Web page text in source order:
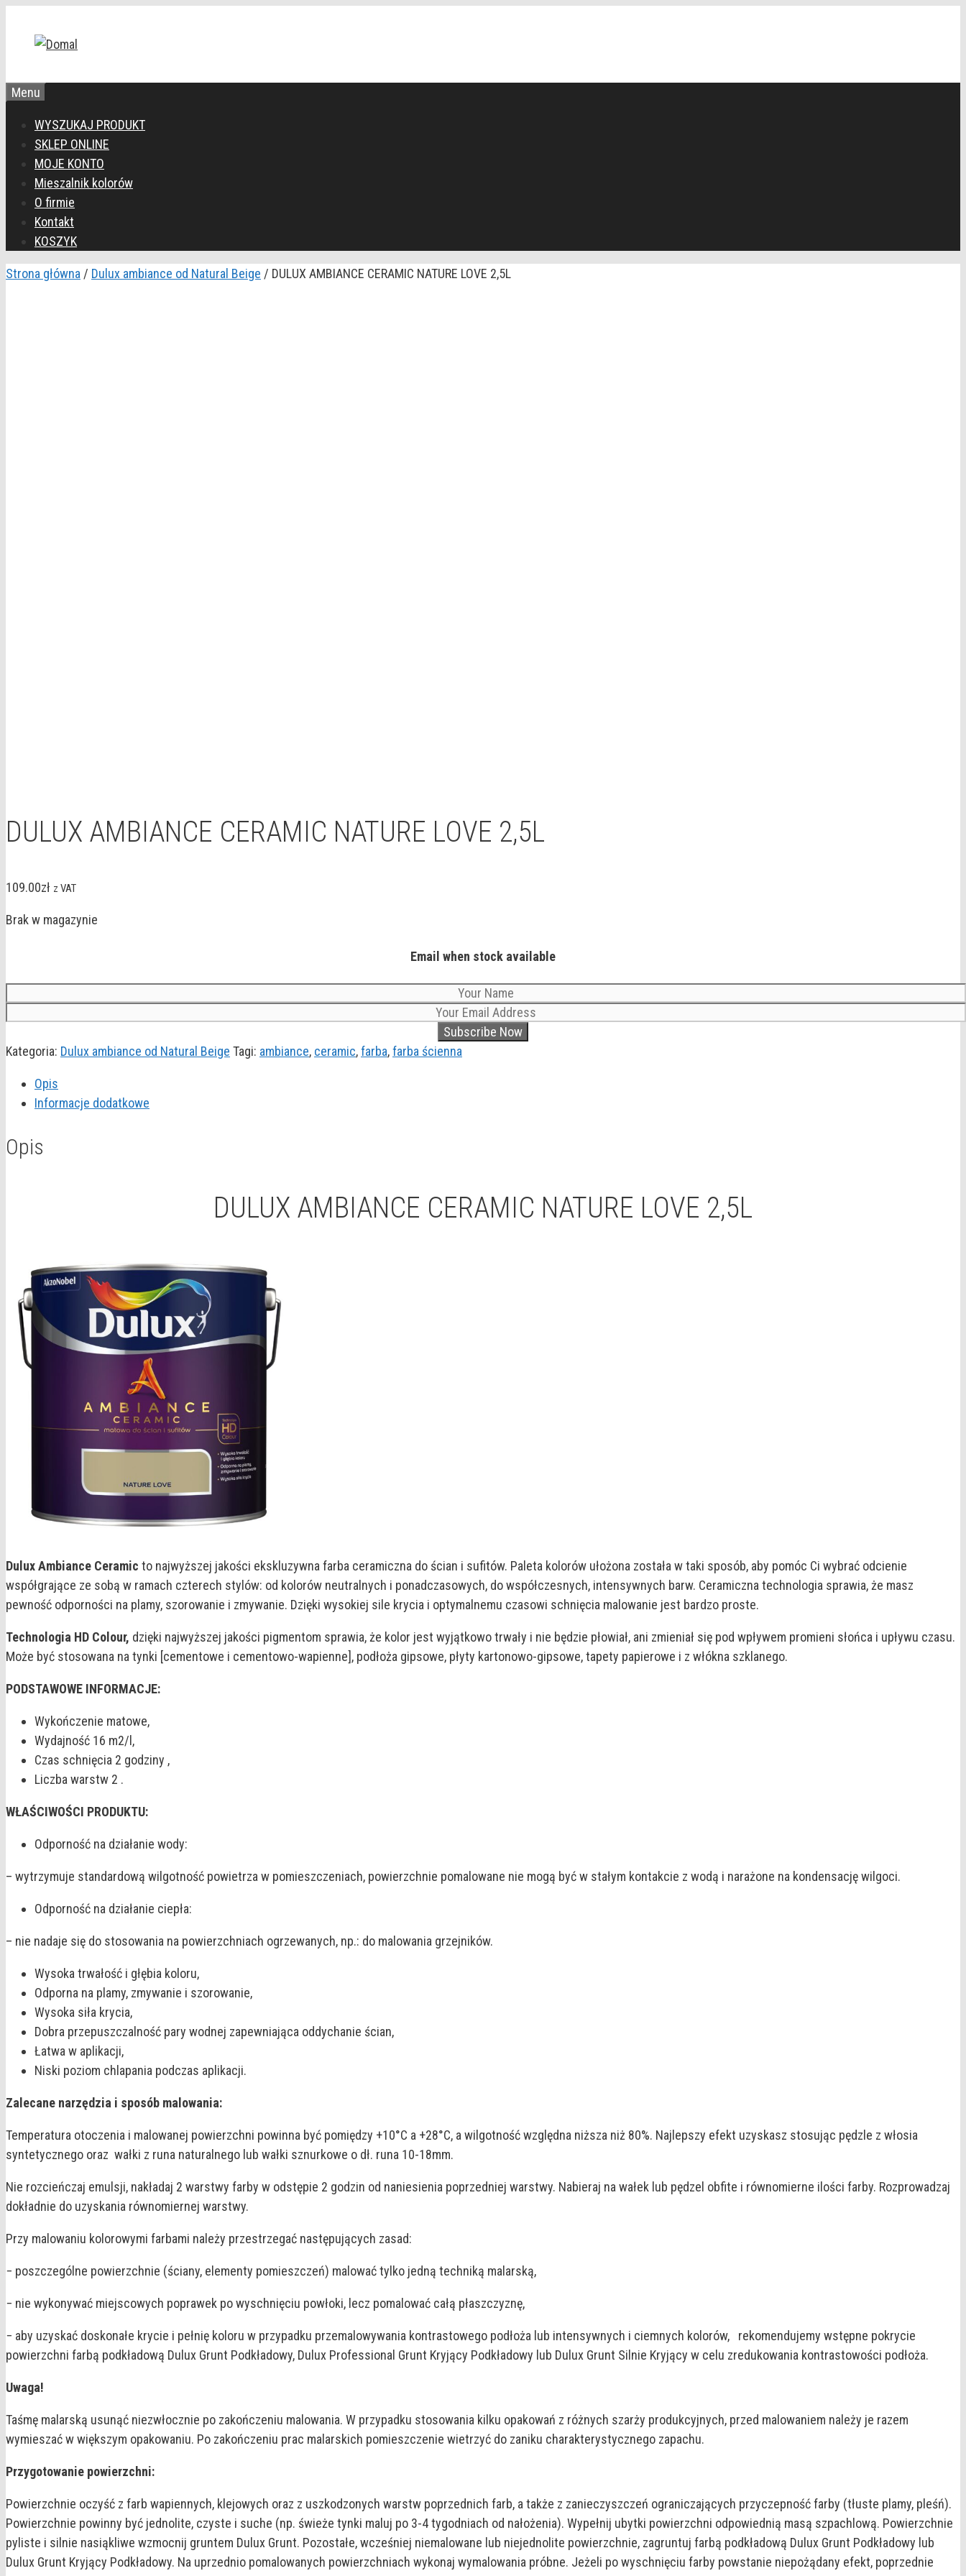
Menu
WYSZUKAJ PRODUKT
SKLEP ONLINE
MOJE KONTO
Mieszalnik kolorów
O firmie
Kontakt
KOSZYK
Strona główna / Dulux ambiance od Natural Beige / DULUX AMBIANCE CERAMIC NATURE LOVE 2,5L
DULUX AMBIANCE CERAMIC NATURE LOVE 2,5L
109.00zł z VAT
Brak w magazynie
Email when stock available
Kategoria: Dulux ambiance od Natural Beige Tagi: ambiance, ceramic,farba,farba ścienna
Opis
Informacje dodatkowe
Opis
DULUX AMBIANCE CERAMIC NATURE LOVE 2,5L
Dulux Ambiance Ceramic to najwyższej jakości ekskluzywna farba ceramiczna do ścian i sufitów. Paleta kolorów ułożona została w taki sposób, aby pomóc Ci wybrać odcienie
współgrające ze sobą w ramach czterech stylów: od kolorów neutralnych i ponadczasowych, do współczesnych, intensywnych barw. Ceramiczna technologia sprawia, że masz
pewność odporności na plamy, szorowanie i zmywanie. Dzięki wysokiej sile krycia i optymalnemu czasowi schnięcia malowanie jest bardzo proste.
Technologia HD Colour, dzięki najwyższej jakości pigmentom sprawia, że kolor jest wyjątkowo trwały i nie będzie płowiał, ani zmieniał się pod wpływem promieni słońca i upływu czasu.
Może być stosowana na tynki [cementowe i cementowo-wapienne], podłoża gipsowe, płyty kartonowo-gipsowe, tapety papierowe i z włókna szklanego.
PODSTAWOWE INFORMACJE:
Wykończenie matowe,
Wydajność 16 m2/l,
Czas schnięcia 2 godziny ,
Liczba warstw 2 .
WŁAŚCIWOŚCI PRODUKTU:
Odporność na działanie wody:
– wytrzymuje standardową wilgotność powietrza w pomieszczeniach, powierzchnie pomalowane nie mogą być w stałym kontakcie z wodą i narażone na kondensację wilgoci.
Odporność na działanie ciepła:
– nie nadaje się do stosowania na powierzchniach ogrzewanych, np.: do malowania grzejników.
Wysoka trwałość i głębia koloru,
Odporna na plamy, zmywanie i szorowanie,
Wysoka siła krycia,
Dobra przepuszczalność pary wodnej zapewniająca oddychanie ścian,
Łatwa w aplikacji,
Niski poziom chlapania podczas aplikacji.
Zalecane narzędzia i sposób malowania:
Temperatura otoczenia i malowanej powierzchni powinna być pomiędzy +10°C a +28°C, a wilgotność względna niższa niż 80%. Najlepszy efekt uzyskasz stosując pędzle z włosia
syntetycznego oraz wałki z runa naturalnego lub wałki sznurkowe o dł. runa 10-18mm.
Nie rozcieńczaj emulsji, nakładaj 2 warstwy farby w odstępie 2 godzin od naniesienia poprzedniej warstwy. Nabieraj na wałek lub pędzel obfite i równomierne ilości farby. Rozprowadzaj
dokładnie do uzyskania równomiernej warstwy.
Przy malowaniu kolorowymi farbami należy przestrzegać następujących zasad:
− poszczególne powierzchnie (ściany, elementy pomieszczeń) malować tylko jedną techniką malarską,
− nie wykonywać miejscowych poprawek po wyschnięciu powłoki, lecz pomalować całą płaszczyznę,
− aby uzyskać doskonałe krycie i pełnię koloru w przypadku przemalowywania kontrastowego podłoża lub intensywnych i ciemnych kolorów, rekomendujemy wstępne pokrycie
powierzchni farbą podkładową Dulux Grunt Podkładowy, Dulux Professional Grunt Kryjący Podkładowy lub Dulux Grunt Silnie Kryjący w celu zredukowania kontrastowości podłoża.
Uwaga!
Taśmę malarską usunąć niezwłocznie po zakończeniu malowania. W przypadku stosowania kilku opakowań z różnych szarży produkcyjnych, przed malowaniem należy je razem
wymieszać w większym opakowaniu. Po zakończeniu prac malarskich pomieszczenie wietrzyć do zaniku charakterystycznego zapachu.
Przygotowanie powierzchni:
Powierzchnie oczyść z farb wapiennych, klejowych oraz z uszkodzonych warstw poprzednich farb, a także z zanieczyszczeń ograniczających przyczepność farby (tłuste plamy, pleśń).
Powierzchnie powinny być jednolite, czyste i suche (np. świeże tynki maluj po 3-4 tygodniach od nałożenia). Wypełnij ubytki powierzchni odpowiednią masą szpachlową. Powierzchnie
pyliste i silnie nasiąkliwe wzmocnij gruntem Dulux Grunt. Pozostałe, wcześniej niemalowane lub niejednolite powierzchnie, zagruntuj farbą podkładową Dulux Grunt Podkładowy lub
Dulux Grunt Kryjący Podkładowy. Na uprzednio pomalowanych powierzchniach wykonaj wymalowania próbne. Jeżeli po wyschnięciu farby powstanie niepożądany efekt, poprzednie